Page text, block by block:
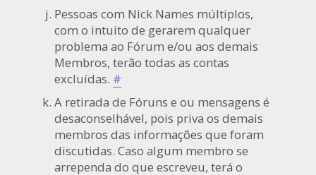
Pessoas com Nick Names múltiplos,
com o intuito de gerarem qualquer
problema ao Fórum e/ou aos demais
Membros, terão todas as contas
excluídas. #
A retirada de Fóruns e ou mensagens é
desaconselhável, pois priva os demais
membros das informações que foram
discutidas. Caso algum membro se
arrependa do que escreveu, terá o